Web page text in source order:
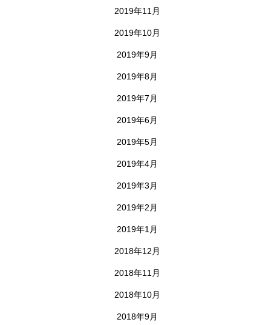
2019年11月
2019年10月
2019年9月
2019年8月
2019年7月
2019年6月
2019年5月
2019年4月
2019年3月
2019年2月
2019年1月
2018年12月
2018年11月
2018年10月
2018年9月